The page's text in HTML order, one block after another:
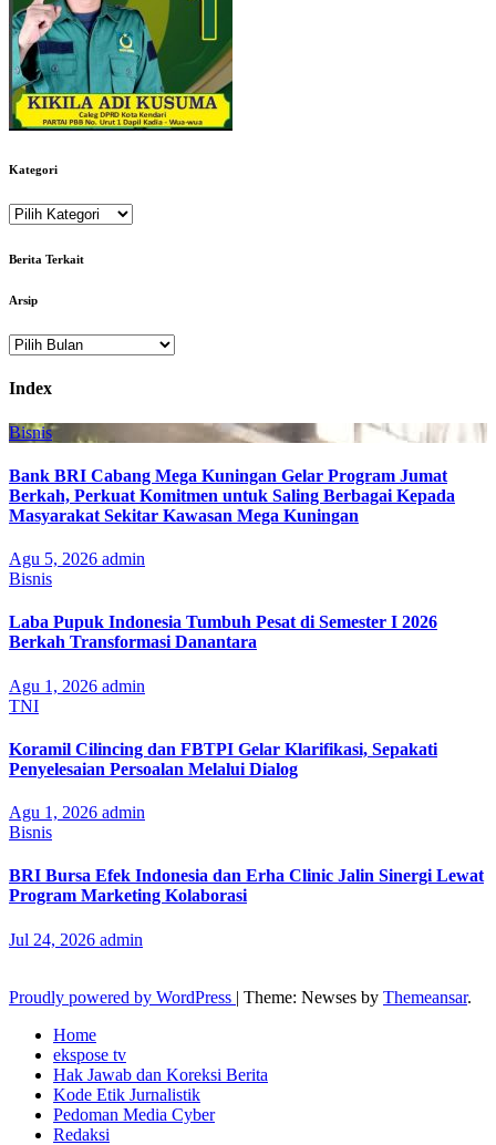
Kategori
Kategori
Berita Terkait
Arsip
Arsip
Index
Bisnis
Bank BRI Cabang Mega Kuningan Gelar Program Jumat
Berkah, Perkuat Komitmen untuk Saling Berbagai Kepada
Masyarakat Sekitar Kawasan Mega Kuningan
Agu 5, 2026 admin
Bisnis
Laba Pupuk Indonesia Tumbuh Pesat di Semester I 2026
Berkah Transformasi Danantara
Agu 1, 2026 admin
TNI
Koramil Cilincing dan FBTPI Gelar Klarifikasi, Sepakati
Penyelesaian Persoalan Melalui Dialog
Agu 1, 2026 admin
Bisnis
BRI Bursa Efek Indonesia dan Erha Clinic Jalin Sinergi Lewat
Program Marketing Kolaborasi
Jul 24, 2026 admin
Proudly powered by WordPress | Theme: Newses by Themeansar.
Home
ekspose tv
Hak Jawab dan Koreksi Berita
Kode Etik Jurnalistik
Pedoman Media Cyber
Redaksi